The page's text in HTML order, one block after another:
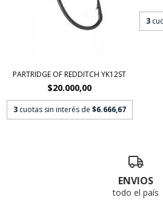
PARTRIDGE OF REDDITCH YK12ST
$20.000,00
3 cuotas sin interés de $6.666,67
3
ENVIOS
todo el país